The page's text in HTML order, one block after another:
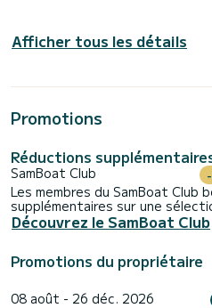
Afficher tous les détails
Promotions
Réductions
SamBoat Club
Les membres du SamBoat
supplémentaires sur une
Découvrez le SamBoat Club
Promotions du propriétaire
08 août - 26 déc. 2026